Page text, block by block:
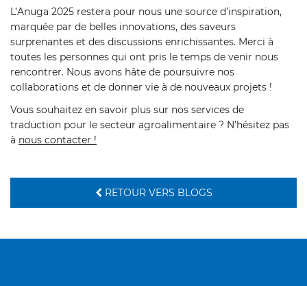
L’Anuga 2025 restera pour nous une source d’inspiration,
marquée par de belles innovations, des saveurs
surprenantes et des discussions enrichissantes. Merci à
toutes les personnes qui ont pris le temps de venir nous
rencontrer. Nous avons hâte de poursuivre nos
collaborations et de donner vie à de nouveaux projets !
Vous souhaitez en savoir plus sur nos services de
traduction pour le secteur agroalimentaire ? N’hésitez pas
à nous contacter !
RETOUR VERS BLOGS